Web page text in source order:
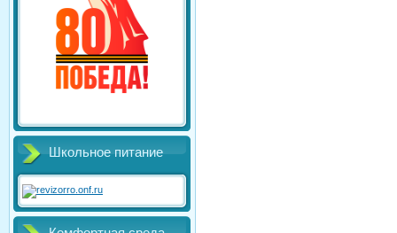
Школьное питание